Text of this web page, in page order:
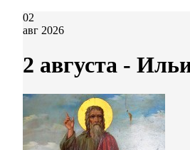
02
авг 2026
2 августа -